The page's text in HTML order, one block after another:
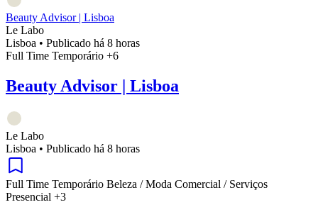
Beauty Advisor | Lisboa
Le Labo
Lisboa • Publicado há 8 horas
Full Time Temporário +6
Beauty Advisor | Lisboa
Le Labo
Lisboa • Publicado há 8 horas
Full Time Temporário Beleza / Moda Comercial / Serviços
Presencial +3